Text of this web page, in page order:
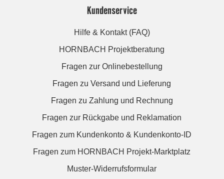
Kundenservice
Hilfe & Kontakt (FAQ)
HORNBACH Projektberatung
Fragen zur Onlinebestellung
Fragen zu Versand und Lieferung
Fragen zu Zahlung und Rechnung
Fragen zur Rückgabe und Reklamation
Fragen zum Kundenkonto & Kundenkonto-ID
Fragen zum HORNBACH Projekt-Marktplatz
Muster-Widerrufsformular